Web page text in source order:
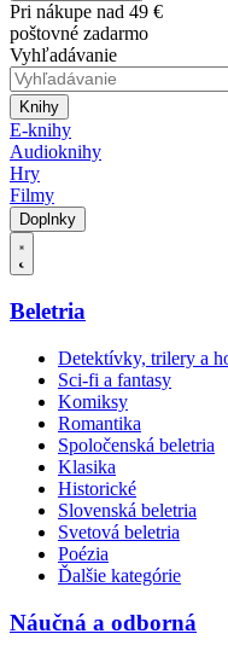
Pri nákupe nad 49 €
poštovné zadarmo
Vyhľadávanie
Knihy
E-knihy
Audioknihy
Hry
Filmy
Doplnky
Beletria
Detektívky, trilery a
Sci-fi a fantasy
Komiksy
Romantika
Spoločenská beletria
Klasika
Historické
Slovenská beletria
Svetová beletria
Poézia
Ďalšie kategórie
Náučná a odborná